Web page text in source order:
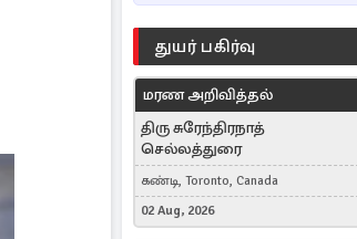
துயர் பகிர்வு
மரண அறிவித்தல்
திரு சுரேந்திரநாத்
செல்லத்துரை
கண்டி, Toronto, Canada
02 Aug, 2026